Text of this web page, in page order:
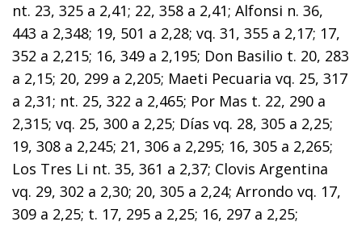
nt. 23, 325 a 2,41; 22, 358 a 2,41; Alfonsi n. 36,
443 a 2,348; 19, 501 a 2,28; vq. 31, 355 a 2,17; 17,
352 a 2,215; 16, 349 a 2,195; Don Basilio t. 20, 283
a 2,15; 20, 299 a 2,205; Maeti Pecuaria vq. 25, 317
a 2,31; nt. 25, 322 a 2,465; Por Mas t. 22, 290 a
2,315; vq. 25, 300 a 2,25; Días vq. 28, 305 a 2,25;
19, 308 a 2,245; 21, 306 a 2,295; 16, 305 a 2,265;
Los Tres Li nt. 35, 361 a 2,37; Clovis Argentina
vq. 29, 302 a 2,30; 20, 305 a 2,24; Arrondo vq. 17,
309 a 2,25; t. 17, 295 a 2,25; 16, 297 a 2,25;